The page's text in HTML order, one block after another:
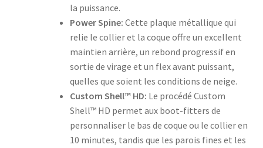
la puissance.
Power Spine: Cette plaque métallique qui
relie le collier et la coque offre un excellent
maintien arrière, un rebond progressif en
sortie de virage et un flex avant puissant,
quelles que soient les conditions de neige.
Custom Shell™ HD: Le procédé Custom
Shell™ HD permet aux boot-fitters de
personnaliser le bas de coque ou le collier en
10 minutes, tandis que les parois fines et les